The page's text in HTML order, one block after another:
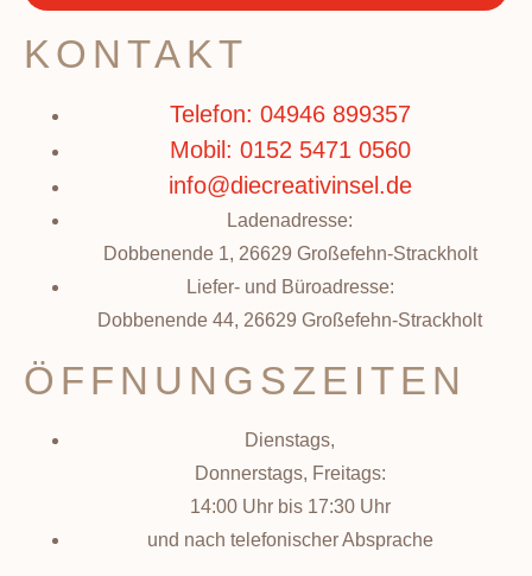
KONTAKT
Telefon: 04946 899357
Mobil: 0152 5471 0560
info@diecreativinsel.de
Ladenadresse:
Dobbenende 1, 26629 Großefehn-Strackholt
Liefer- und Büroadresse:
Dobbenende 44, 26629 Großefehn-Strackholt
ÖFFNUNGSZEITEN
Dienstags,
Donnerstags, Freitags:
14:00 Uhr bis 17:30 Uhr
und nach telefonischer Absprache